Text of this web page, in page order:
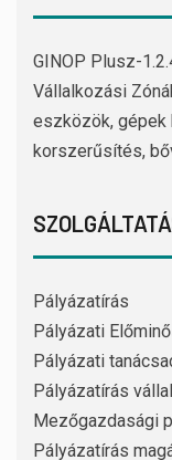
GINOP Plusz-
Vállalkozási
eszközök, gépek
korszerűsítés,
Pályázatírás
Pályázati
Pályázati
Pályázatírás
Mezőgazdasági
Pályázatírás